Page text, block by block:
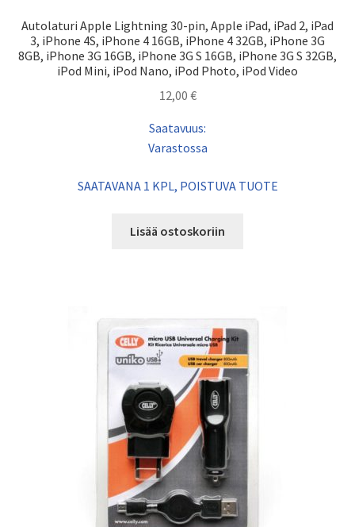
Autolaturi Apple Lightning 30-pin, Apple iPad, iPad 2, iPad
3, iPhone 4S, iPhone 4 16GB, iPhone 4 32GB, iPhone 3G
8GB, iPhone 3G 16GB, iPhone 3G S 16GB, iPhone 3G S 32GB,
iPod Mini, iPod Nano, iPod Photo, iPod Video
12,00 €
Saatavuus:
Varastossa
SAATAVANA 1 KPL, POISTUVA TUOTE
Lisää ostoskoriin